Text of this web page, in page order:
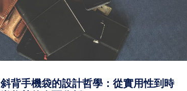
斜背手機袋的設計哲學：從實用性到時